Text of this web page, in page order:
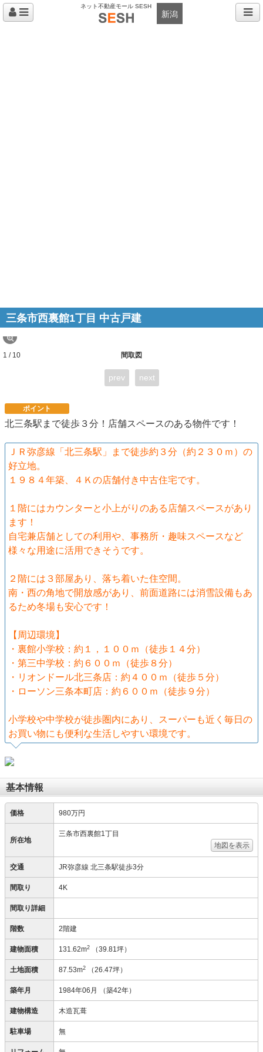
ネット不動産モール SESH
新潟
三条市西裏館1丁目 中古戸建
間取図
1 / 10
prev next
ポイント
北三条駅まで徒歩３分！店舗スペースのある物件です！
ＪＲ弥彦線「北三条駅」まで徒歩約３分（約２３０ｍ）の
好立地。
１９８４年築、４Ｋの店舗付き中古住宅です。
１階にはカウンターと小上がりのある店舗スペースがあり
ます！
自宅兼店舗としての利用や、事務所・趣味スペースなど
様々な用途に活用できそうです。
２階には３部屋あり、落ち着いた住空間。
南・西の角地で開放感があり、前面道路には消雪設備もあ
るため冬場も安心です！
【周辺環境】
・裏館小学校：約１，１００ｍ（徒歩１４分）
・第三中学校：約６００ｍ（徒歩８分）
・リオンドール北三条店：約４００ｍ（徒歩５分）
・ローソン三条本町店：約６００ｍ（徒歩９分）
小学校や中学校が徒歩圏内にあり、スーパーも近く毎日の
お買い物にも便利な生活しやすい環境です。
基本情報
価格 980万円
所在地
三条市西裏館1丁目
地図を表示
交通 JR弥彦線 北三条駅徒歩3分
間取り 4K
間取り詳細
階数 2階建
建物面積 131.62m2 （39.81坪）
土地面積 87.53m2 （26.47坪）
築年月 1984年06月 （築42年）
建物構造 木造瓦葺
駐車場 無